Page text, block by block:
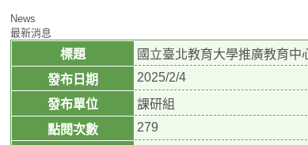
News
最新消息
標題
國立臺北教育大學推廣教育
發布日期
2025/2/4
發布單位
課研組
點閱次數
279